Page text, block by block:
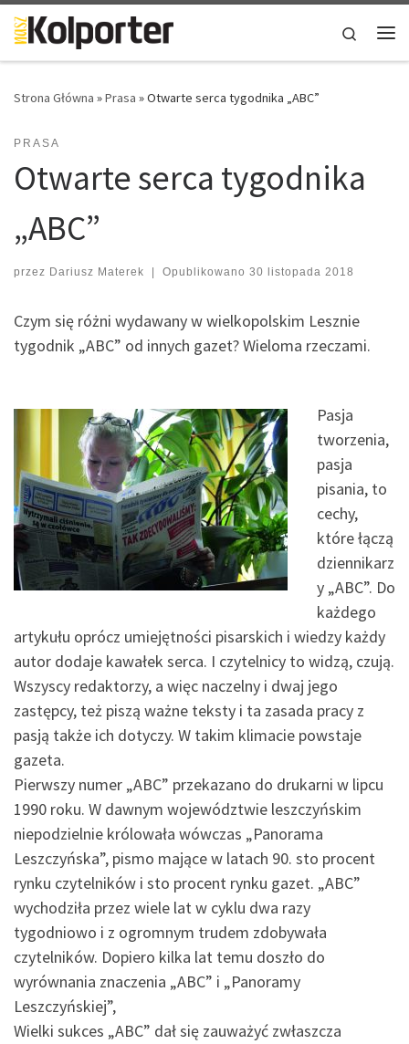
Skip to content
Search
Strona Główna »Prasa »Otwarte serca tygodnika „ABC”
PRASA
Otwarte serca tygodnika
„ABC”
przez Dariusz Materek | Opublikowano 30 listopada 2018
Czym się różni wydawany w wielkopolskim Lesznie
tygodnik „ABC” od innych gazet? Wieloma rzeczami.
Pasja
tworzenia,
pasja
pisania, to
cechy,
które łączą
dziennikarz
y „ABC”. Do
każdego
artykułu oprócz umiejętności pisarskich i wiedzy każdy
autor dodaje kawałek serca. I czytelnicy to widzą, czują.
Wszyscy redaktorzy, a więc naczelny i dwaj jego
zastępcy, też piszą ważne teksty i ta zasada pracy z
pasją także ich dotyczy. W takim klimacie powstaje
gazeta.
Pierwszy numer „ABC” przekazano do drukarni w lipcu
1990 roku. W dawnym województwie leszczyńskim
niepodzielnie królowała wówczas „Panorama
Leszczyńska”, pismo mające w latach 90. sto procent
rynku czytelników i sto procent rynku gazet. „ABC”
wychodziła przez wiele lat w cyklu dwa razy
tygodniowo i z ogromnym trudem zdobywała
czytelników. Dopiero kilka lat temu doszło do
wyrównania znaczenia „ABC” i „Panoramy
Leszczyńskiej”,
Wielki sukces „ABC” dał się zauważyć zwłaszcza